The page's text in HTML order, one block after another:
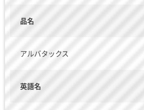
品名
アルバタックス
英語名